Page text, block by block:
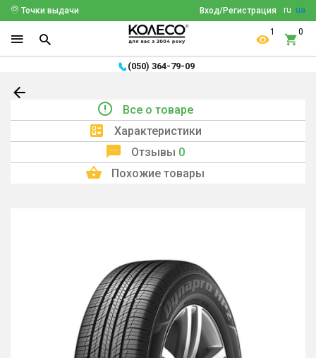
ru ua
Вход/Регистрация
Точки выдачи
1 0
(050) 364-79-09
Все о товаре
Характеристики
Отзывы 0
Похожие товары